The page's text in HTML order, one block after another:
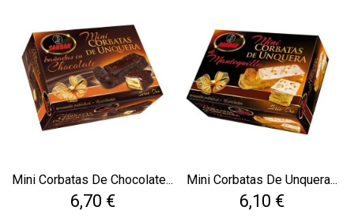
Mini Corbatas De Chocolate...
Precio
6,70 €
Mini Corbatas De Unquera...
Precio
6,10 €